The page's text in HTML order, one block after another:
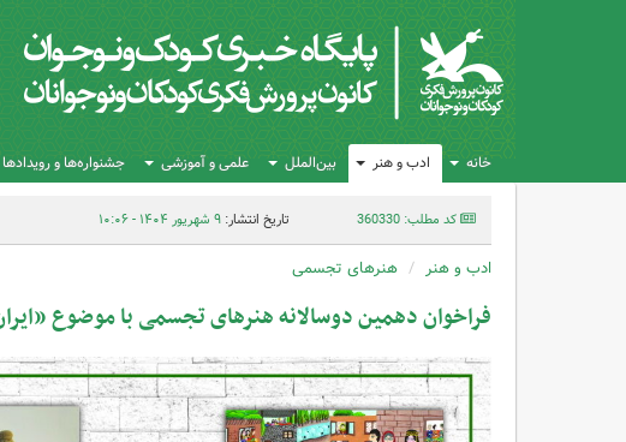
خانه ادب و هنر بین‌الملل علمی و آموزشی جشنواره‌ها و رویدادها
کد مطلب: 360330 تاریخ انتشار:۹ شهریور ۱۴۰۴ - ۱۰:۰۶
ادب و هنر هنرهای تجسمی
فراخوان دهمین دوسالانه هنرهای تجسمی با موضوع